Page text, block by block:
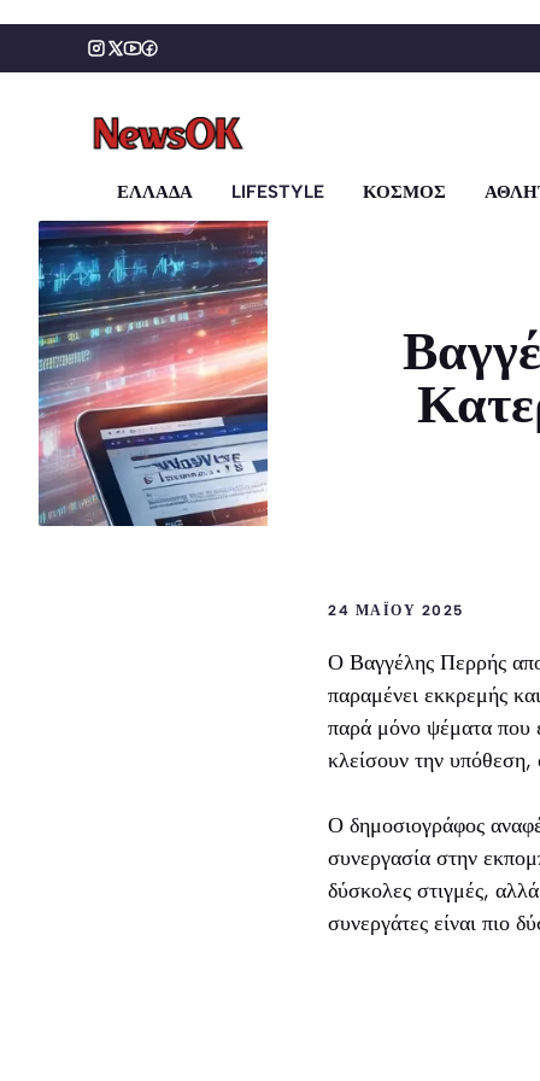
περιεχόμενο
ΕΛΛΑΔΑ LIFESTYLE ΚΟΣΜΟΣ
24 ΜΑΪ́ΟΥ 2025
Ο Βαγγέλης Περρής
παραμένει εκκρεμής
παρά μόνο ψέματα που
κλείσουν την υπόθεση,
Ο δημοσιογράφος
συνεργασία στην
δύσκολες στιγμές,
συνεργάτες είναι πιο